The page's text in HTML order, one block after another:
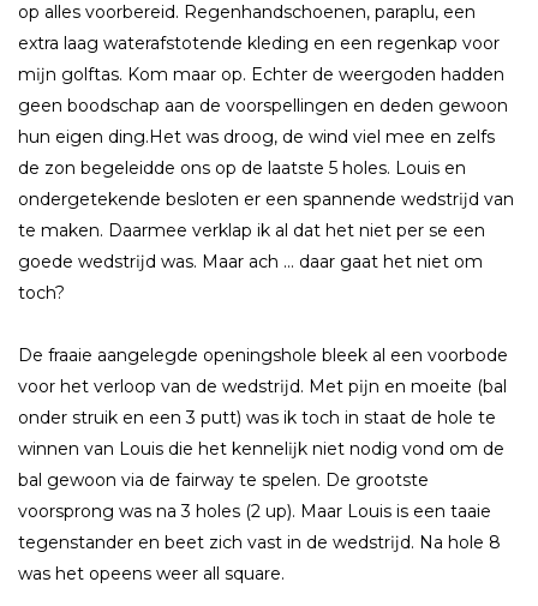
op alles voorbereid. Regenhandschoenen, paraplu, een
extra laag waterafstotende kleding en een regenkap voor
mĳn golftas. Kom maar op. Echter de weergoden hadden
geen boodschap aan de voorspellingen en deden gewoon
hun eigen ding.Het was droog, de wind viel mee en zelfs
de zon begeleidde ons op de laatste 5 holes. Louis en
ondergetekende besloten er een spannende wedstrĳd van
te maken. Daarmee verklap ik al dat het niet per se een
goede wedstrĳd was. Maar ach … daar gaat het niet om
toch?
De fraaie aangelegde openingshole bleek al een voorbode
voor het verloop van de wedstrĳd. Met pĳn en moeite (bal
onder struik en een 3 putt) was ik toch in staat de hole te
winnen van Louis die het kennelĳk niet nodig vond om de
bal gewoon via de fairway te spelen. De grootste
voorsprong was na 3 holes (2 up). Maar Louis is een taaie
tegenstander en beet zich vast in de wedstrĳd. Na hole 8
was het opeens weer all square.